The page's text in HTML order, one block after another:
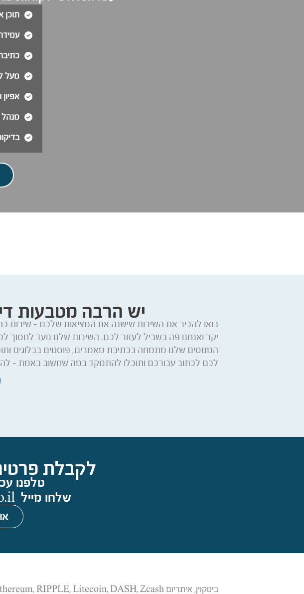
תוכן
מעל 7 שנות ניסיון
מנהל
יש הרבה מטבעות
בואו להכיר את השירות שישנה את המציאות שלכם – שירות
יקר ואנחנו פה בשביל לעזור לכם. השירות שלנו נועד
המנוסים שלנו מתמחה בכתיבת מאמרים, פוסטים בבלוגים
לכם לכתוב עבורכם ותוכלו להתמקד במה שחשוב באמת –
לקבלת
טלפנו
שלחו מייל
ביטקוין, איתריום Ethereum, RIPPLE, Litecoin, DASH, Zcash, לייטקוין,